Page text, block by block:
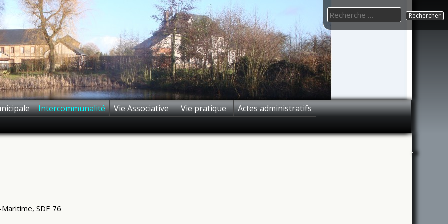
Intercommunalité Vie Associative Vie pratique
Actes administratifs
Search
for:
SDE 76